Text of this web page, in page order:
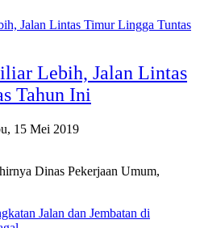
Lebih, Jalan Lintas
Tahun Ini
15 Mei 2019
Dinas Pekerjaan Umum,